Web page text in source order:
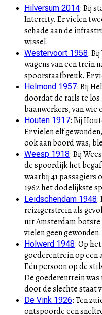
Hilversum 2014:Bij
Intercity. Er vielen
schade aan de
wissel.
Westervoort 1958:Bij
wagens van een trein
spoorstaafbreuk. Er
Helmond 1957:Bij
doordat de rails te los
baanwerkers, van wie
Houten 1917:Bij
Er vielen elf
ook aan boord was,
Weesp 1918:Bij
de spoordijk het
waarbij 41 passagiers
1962 het dodelijkste
Leidschendam 1948:
reizigerstrein als
uit Amsterdam
vielen geen gewonden.
Holwerd 1948:Op
goederentrein op een
Eén persoon op de
De goederentrein
door de slechte staat
De Vink 1926:Ten
ontspoorde een